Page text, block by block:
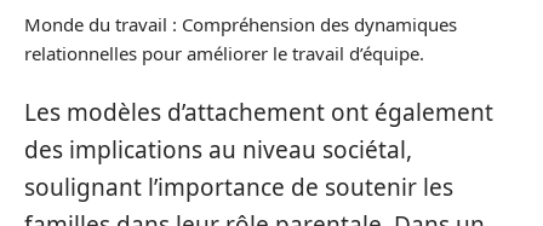
Monde du travail : Compréhension des dynamiques
relationnelles pour améliorer le travail d’équipe.
Les modèles d’attachement ont également
des implications au niveau sociétal,
soulignant l’importance de soutenir les